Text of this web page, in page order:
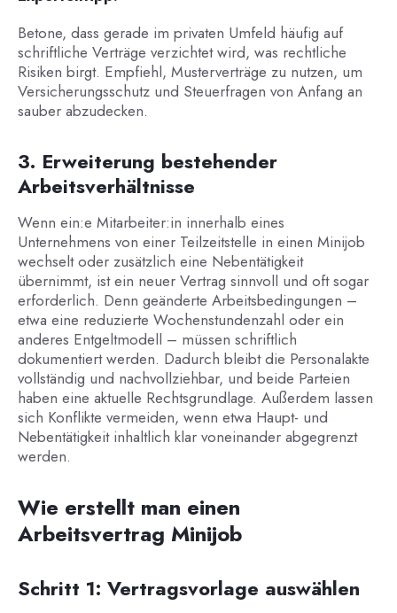
Betone, dass gerade im privaten Umfeld häufig auf
schriftliche Verträge verzichtet wird, was rechtliche
Risiken birgt. Empfiehl, Musterverträge zu nutzen, um
Versicherungsschutz und Steuerfragen von Anfang an
sauber abzudecken.
3. Erweiterung bestehender
Arbeitsverhältnisse
Wenn ein:e Mitarbeiter:in innerhalb eines
Unternehmens von einer Teilzeitstelle in einen Minijob
wechselt oder zusätzlich eine Nebentätigkeit
übernimmt, ist ein neuer Vertrag sinnvoll und oft sogar
erforderlich. Denn geänderte Arbeitsbedingungen –
etwa eine reduzierte Wochenstundenzahl oder ein
anderes Entgeltmodell – müssen schriftlich
dokumentiert werden. Dadurch bleibt die Personalakte
vollständig und nachvollziehbar, und beide Parteien
haben eine aktuelle Rechtsgrundlage. Außerdem lassen
sich Konflikte vermeiden, wenn etwa Haupt- und
Nebentätigkeit inhaltlich klar voneinander abgegrenzt
werden.
Wie erstellt man einen
Arbeitsvertrag Minijob
Schritt 1: Vertragsvorlage auswählen